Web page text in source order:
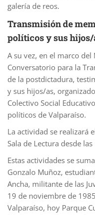
galería de reos.
Transmisión de
políticos y sus hijos/
A su vez, en el marco
Conversatorio para la
de la postdictadura,
y sus hijos/as,
Colectivo Social
políticos de Valparaíso.
La actividad se realizará
Sala de Lectura desde
Estas actividades se
Gonzalo Muñoz,
Ancha, militante de las
19 de noviembre de
Valparaíso, hoy Parque